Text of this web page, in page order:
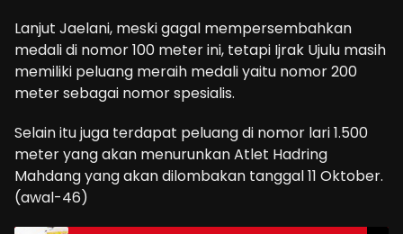
Lanjut Jaelani, meski gagal mempersembahkan
medali di nomor 100 meter ini, tetapi Ijrak Ujulu masih
memiliki peluang meraih medali yaitu nomor 200
meter sebagai nomor spesialis.
Selain itu juga terdapat peluang di nomor lari 1.500
meter yang akan menurunkan Atlet Hadring
Mahdang yang akan dilombakan tanggal 11 Oktober.
(awal-46)